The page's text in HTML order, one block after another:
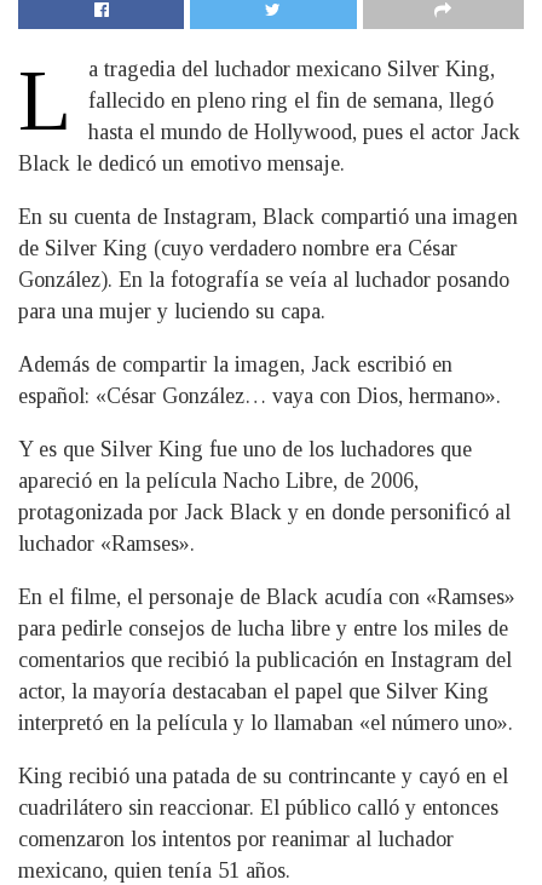
L
a tragedia del luchador mexicano Silver King,
fallecido en pleno ring el fin de semana, llegó
hasta el mundo de Hollywood, pues el actor Jack
Black le dedicó un emotivo mensaje.
En su cuenta de Instagram, Black compartió una imagen
de Silver King (cuyo verdadero nombre era César
González). En la fotografía se veía al luchador posando
para una mujer y luciendo su capa.
Además de compartir la imagen, Jack escribió en
español: «César González… vaya con Dios, hermano».
Y es que Silver King fue uno de los luchadores que
apareció en la película Nacho Libre, de 2006,
protagonizada por Jack Black y en donde personificó al
luchador «Ramses».
En el filme, el personaje de Black acudía con «Ramses»
para pedirle consejos de lucha libre y entre los miles de
comentarios que recibió la publicación en Instagram del
actor, la mayoría destacaban el papel que Silver King
interpretó en la película y lo llamaban «el número uno».
King recibió una patada de su contrincante y cayó en el
cuadrilátero sin reaccionar. El público calló y entonces
comenzaron los intentos por reanimar al luchador
mexicano, quien tenía 51 años.